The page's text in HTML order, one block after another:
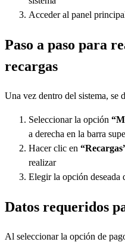
Acceder al panel
Paso a paso para
recargas
Una vez dentro del sistema, se
Seleccionar la opción
a derecha en la barra
Hacer clic en
realizar
Elegir la opción deseada
Datos requeridos
Al seleccionar la opción de